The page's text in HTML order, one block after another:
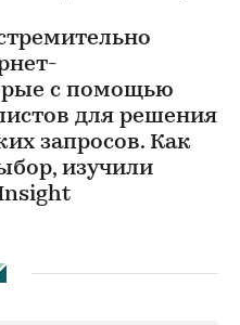
с помощью
для решения
запросов. Как
изучили